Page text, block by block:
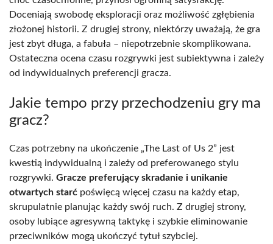
Doceniają swobodę eksploracji oraz możliwość zgłębienia
złożonej historii. Z drugiej strony, niektórzy uważają, że gra
jest zbyt długa, a fabuła – niepotrzebnie skomplikowana.
Ostateczna ocena czasu rozgrywki jest subiektywna i zależy
od indywidualnych preferencji gracza.
Jakie tempo przy przechodzeniu gry ma
gracz?
Czas potrzebny na ukończenie „The Last of Us 2” jest
kwestią indywidualną i zależy od preferowanego stylu
rozgrywki. Gracze preferujący skradanie i unikanie
otwartych starć poświęcą więcej czasu na każdy etap,
skrupulatnie planując każdy swój ruch. Z drugiej strony,
osoby lubiące agresywną taktykę i szybkie eliminowanie
przeciwników mogą ukończyć tytuł szybciej.